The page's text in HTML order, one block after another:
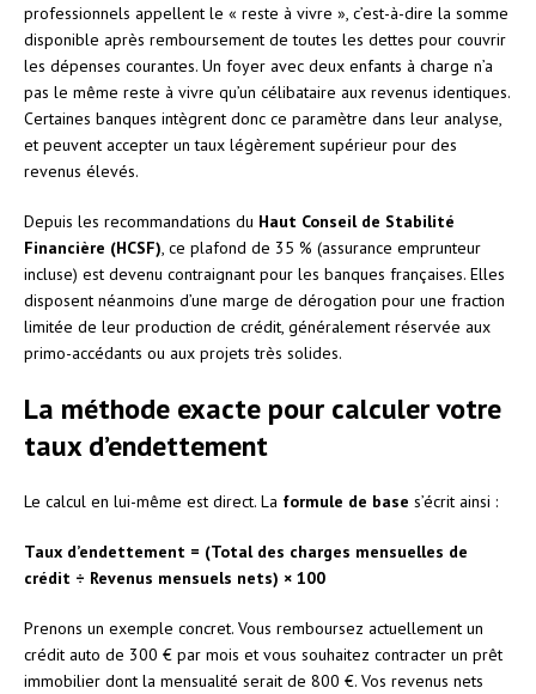
professionnels appellent le « reste à vivre », c’est-à-dire la somme
disponible après remboursement de toutes les dettes pour couvrir
les dépenses courantes. Un foyer avec deux enfants à charge n’a
pas le même reste à vivre qu’un célibataire aux revenus identiques.
Certaines banques intègrent donc ce paramètre dans leur analyse,
et peuvent accepter un taux légèrement supérieur pour des
revenus élevés.
Depuis les recommandations du Haut Conseil de Stabilité
Financière (HCSF) , ce plafond de 35 % (assurance emprunteur
incluse) est devenu contraignant pour les banques françaises. Elles
disposent néanmoins d’une marge de dérogation pour une fraction
limitée de leur production de crédit, généralement réservée aux
primo-accédants ou aux projets très solides.
La méthode exacte pour calculer votre
taux d’endettement
Le calcul en lui-même est direct. La formule de base s’écrit ainsi :
Taux d’endettement = (Total des charges mensuelles de
crédit ÷ Revenus mensuels nets) × 100
Prenons un exemple concret. Vous remboursez actuellement un
crédit auto de 300 € par mois et vous souhaitez contracter un prêt
immobilier dont la mensualité serait de 800 €. Vos revenus nets